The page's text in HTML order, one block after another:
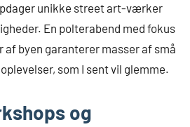
unikke street art-værker
En polterabend med fokus
af byen garanterer masser af små
som I sent vil glemme.
og